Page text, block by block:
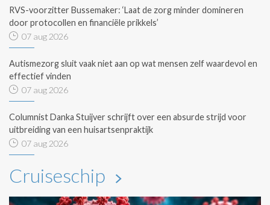
RVS-voorzitter Bussemaker: ‘Laat de zorg minder domineren
door protocollen en financiële prikkels’
07 aug 2026
Autismezorg sluit vaak niet aan op wat mensen zelf waardevol en
effectief vinden
07 aug 2026
Columnist Danka Stuijver schrijft over een absurde strijd voor
uitbreiding van een huisartsenpraktijk
07 aug 2026
Cruiseschip